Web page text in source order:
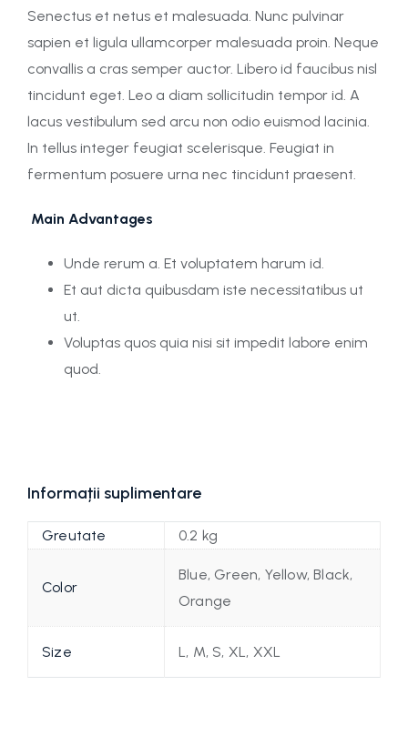
Senectus et netus et malesuada. Nunc pulvinar
sapien et ligula ullamcorper malesuada proin. Neque
convallis a cras semper auctor. Libero id faucibus nisl
tincidunt eget. Leo a diam sollicitudin tempor id. A
lacus vestibulum sed arcu non odio euismod lacinia.
In tellus integer feugiat scelerisque. Feugiat in
fermentum posuere urna nec tincidunt praesent.
Main Advantages
Unde rerum a. Et voluptatem harum id.
Et aut dicta quibusdam iste necessitatibus ut
ut.
Voluptas quos quia nisi sit impedit labore enim
quod.
Informații suplimentare
Greutate 0.2 kg
Color
Blue, Green, Yellow, Black,
Orange
Size L, M, S, XL, XXL